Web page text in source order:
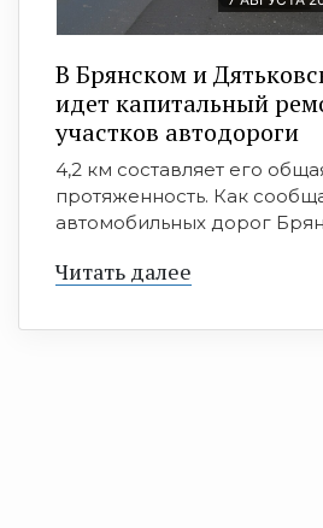
В Брянском и
идет капитальный
участков автодороги
4,2 км составляет его
протяженность. Как
автомобильных дорог
Читать далее